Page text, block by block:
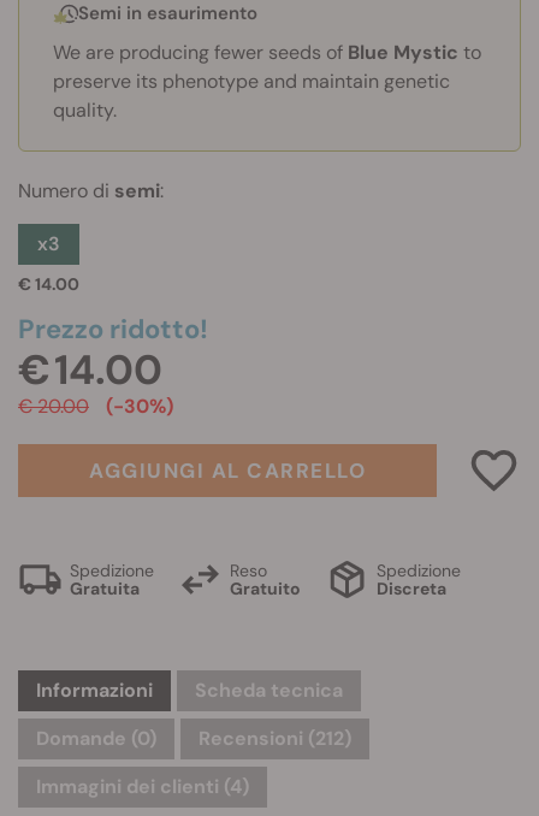
Semi in esaurimento
We are producing fewer seeds of Blue Mystic to
preserve its phenotype and maintain genetic
quality.
Numero di semi:
x3
€ 14.00
Prezzo ridotto!
€ 14.00
€ 20.00 (-30%)
AGGIUNGI AL CARRELLO
Spedizione
Gratuita
Reso
Gratuito
Spedizione
Discreta
Informazioni
Scheda tecnica
Domande (0)
Recensioni (212)
Immagini dei clienti (4)